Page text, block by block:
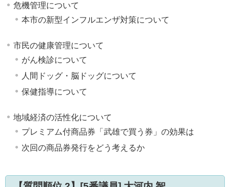
危機管理について
本市の新型インフルエンザ対策について
市民の健康管理について
がん検診について
人間ドッグ・脳ドッグについて
保健指導について
地域経済の活性化について
プレミアム付商品券「武雄で買う券」の効果は
次回の商品券発行をどう考えるか